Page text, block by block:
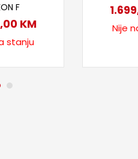
F
KM
stanju
Nije